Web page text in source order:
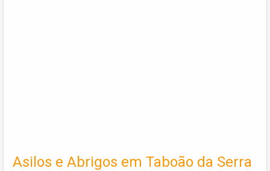
Asilos e Abrigos em Taboão da Serra